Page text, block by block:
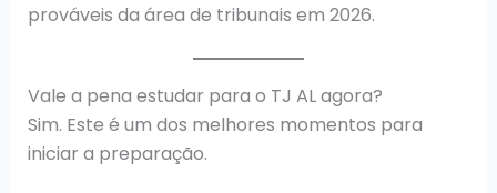
prováveis da área de tribunais em 2026.
Vale a pena estudar para o TJ AL agora?
Sim. Este é um dos melhores momentos para
iniciar a preparação.